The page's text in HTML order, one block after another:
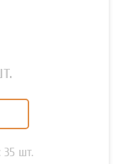
35 шт.